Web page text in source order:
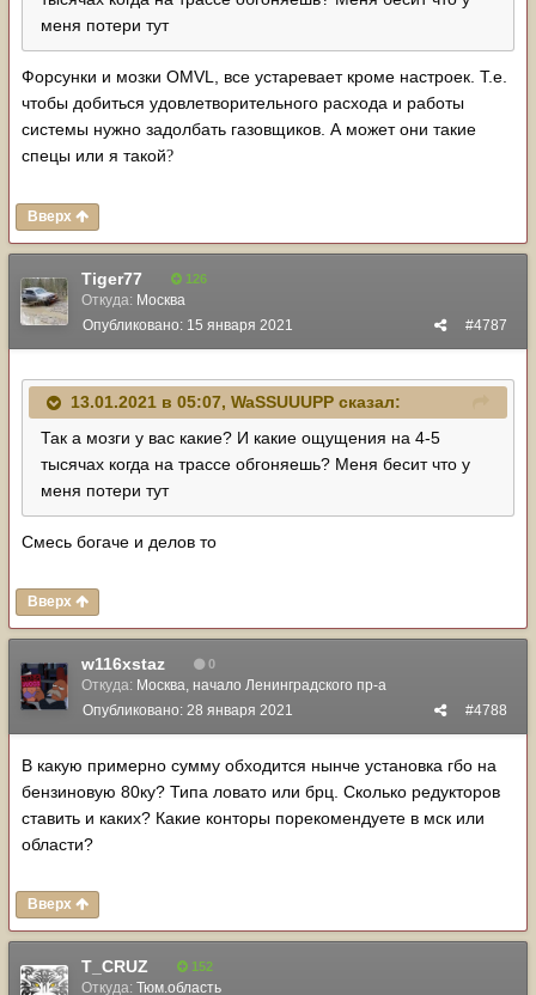
меня потери тут
Форсунки и мозки OMVL, все устаревает кроме настроек. Т.е.
чтобы добиться удовлетворительного расхода и работы
системы нужно задолбать газовщиков. А может они такие
спецы или я такой?
Вверх
Tiger77 126
Откуда: Москва
#4787
Опубликовано: 15 января 2021
13.01.2021 в 05:07, WaSSUUUPP сказал:
Так а мозги у вас какие? И какие ощущения на 4-5
тысячах когда на трассе обгоняешь? Меня бесит что у
меня потери тут
Смесь богаче и делов то
Вверх
w116xstaz 0
Откуда: Москва, начало Ленинградского пр-а
#4788
Опубликовано: 28 января 2021
В какую примерно сумму обходится нынче установка гбо на
бензиновую 80ку? Типа ловато или брц. Сколько редукторов
ставить и каких? Какие конторы порекомендуете в мск или
области?
Вверх
T_CRUZ 152
Откуда: Тюм.область